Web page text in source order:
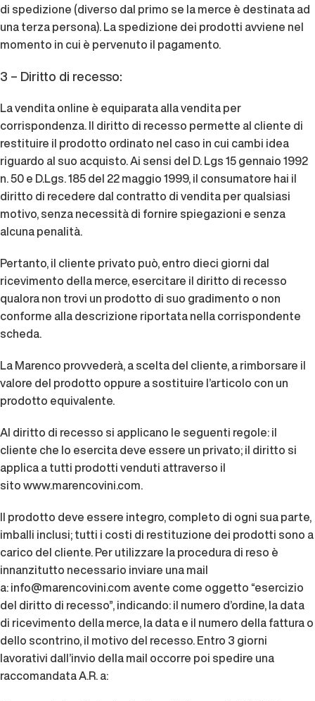
di spedizione (diverso dal primo se la merce è destinata ad
una terza persona). La spedizione dei prodotti avviene nel
momento in cui è pervenuto il pagamento.
3 – Diritto di recesso:
La vendita online è equiparata alla vendita per
corrispondenza. Il diritto di recesso permette al cliente di
restituire il prodotto ordinato nel caso in cui cambi idea
riguardo al suo acquisto. Ai sensi del D. Lgs 15 gennaio 1992
n. 50 e D.Lgs. 185 del 22 maggio 1999, il consumatore hai il
diritto di recedere dal contratto di vendita per qualsiasi
motivo, senza necessità di fornire spiegazioni e senza
alcuna penalità.
Pertanto, il cliente privato può, entro dieci giorni dal
ricevimento della merce, esercitare il diritto di recesso
qualora non trovi un prodotto di suo gradimento o non
conforme alla descrizione riportata nella corrispondente
scheda.
La Marenco provvederà, a scelta del cliente, a rimborsare il
valore del prodotto oppure a sostituire l’articolo con un
prodotto equivalente.
Al diritto di recesso si applicano le seguenti regole: il
cliente che lo esercita deve essere un privato; il diritto si
applica a tutti prodotti venduti attraverso il
sito www.marencovini.com
Il prodotto deve essere integro, completo di ogni sua parte,
imballi inclusi; tutti i costi di restituzione dei prodotti sono a
carico del cliente. Per utilizzare la procedura di reso è
innanzitutto necessario inviare una mail
a: info@marencovini.com avente come oggetto “esercizio
del diritto di recesso”, indicando: il numero d’ordine, la data
di ricevimento della merce, la data e il numero della fattura o
dello scontrino, il motivo del recesso. Entro 3 giorni
lavorativi dall’invio della mail occorre poi spedire una
raccomandata A.R. a: